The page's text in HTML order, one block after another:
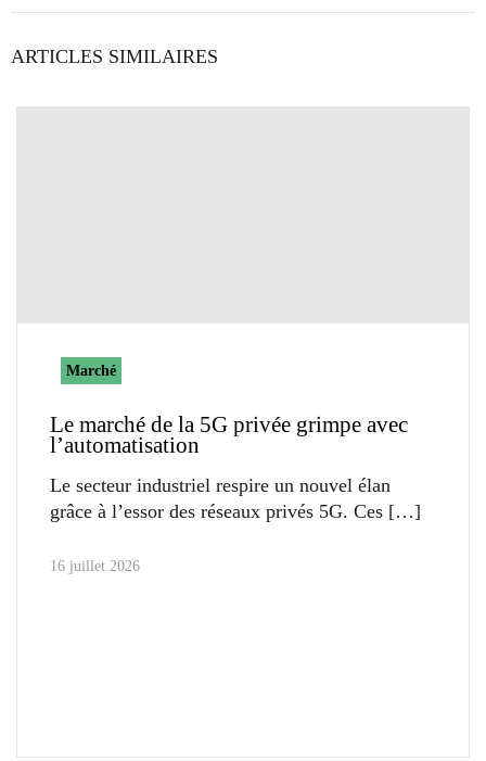
ARTICLES SIMILAIRES
Marché
Le marché de la 5G privée grimpe avec
l’automatisation
Le secteur industriel respire un nouvel élan
grâce à l’essor des réseaux privés 5G. Ces
16 juillet 2026